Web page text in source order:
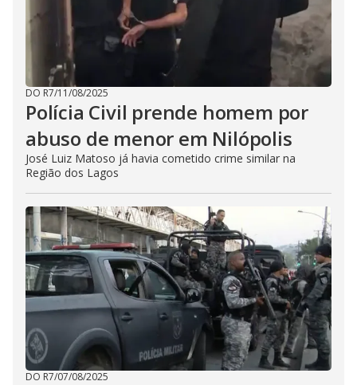
DO R7/11/08/2025
Polícia Civil prende homem por
abuso de menor em Nilópolis
José Luiz Matoso já havia cometido crime similar na
Região dos Lagos
DO R7/07/08/2025